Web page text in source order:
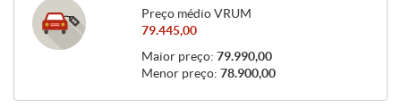
Preço médio VRUM
79.445,00
Maior preço: 79.990,00
Menor preço: 78.900,00